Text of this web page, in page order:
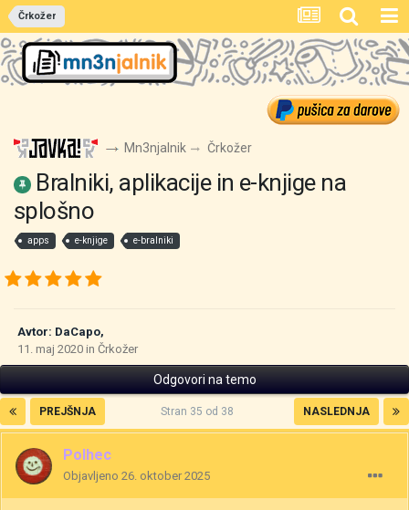
Črkožer
Mn3njalnik Črkožer
Bralniki, aplikacije in e-knjige na
splošno
apps e-knjige e-bralniki
Avtor: DaCapo,
11. maj 2020 in Črkožer
Odgovori na temo
PREJŠNJA NASLEDNJA
Stran 35 od 38
Polhec
Objavljeno 26. oktober 2025